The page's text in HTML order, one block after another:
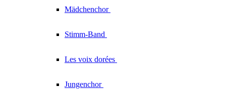
Mädchenchor
Stimm-Band
Les voix dorées
Jungenchor